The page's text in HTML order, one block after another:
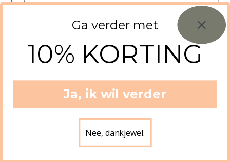
1-1,5 YRS (85 CM)
10
Ga verder met
10% KORTING
Ja, ik wil verder
Nee, dankjewel.